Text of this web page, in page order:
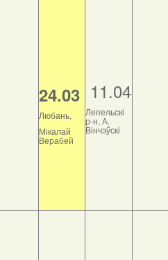
24.03
Любань,
Мікалай
Верабей
11.04
Лепельскі
р-н, А.
Вінчэўскі